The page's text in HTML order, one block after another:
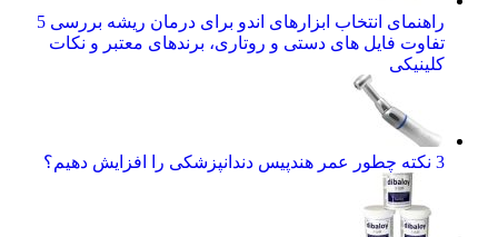
راهنمای انتخاب ابزارهای اندو برای درمان ریشه بررسی 5
تفاوت فایل‌ های دستی و روتاری، برندهای معتبر و نکات
کلینیکی
3 نکته چطور عمر هندپیس دندانپزشکی را افزایش دهیم؟